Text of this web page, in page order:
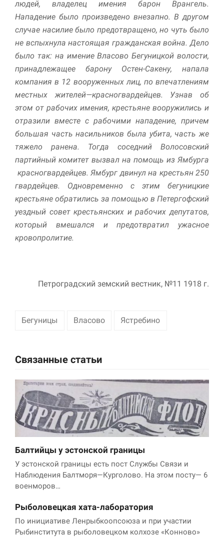
людей, владелец имения барон Врангель.
Нападение было произведено внезапно. В другом
случае насилие было предотвращено, но чуть было
не вспыхнула настоящая гражданская война. Дело
было так: на имение Власово Бегуницкой волости,
принадлежащее барону Остен-Сакену, напала
компания в 12 вооружен­ных лиц, по впечатлениям
местных жителей—красно­гвардейцев. Узнав об
этом от рабочих имения, крестьяне вооружились и
отразили вместе с рабо­чими нападение, причем
большая часть насиль­ников была убита, часть же
тяжело ранена. Тогда соседний Волосовский
партийный комитет вызвал на помощь из Ямбурга
красногвардейцев. Ямбург двинул на крестьян 250
гвардейцев. Одновременно с этим бегуницкие
крестьяне обратились за по­мощью в Петергофский
уездный совет крестьянских и рабочих депутатов,
который вмешался и предотвратил ужас­ное
кровопролитие.
Петроградский земский вестник, №11 1918 г.
Бегуницы Власово Ястребино
Связанные статьи
Балтийцы у эстонской границы
У эстонской границы есть пост Службы Связи и
Наблюдения Балтморя—Курголово. На этом посту— 6
военморов…
Рыболовецкая хата-лаборатория
По инициативе Ленрыбкоопсоюза и при участии
Рыбинститута в рыболовецком колхозе «Конново»
Статистика и
аналитика
Для того чтобы
улучшить
функциональность
и структуру веб-
сайта, исходя из
того, как он
используется.
Пользовательский
опыт
Для обеспечения
максимально
эффективной работы
нашего сайта во
время вашего
посещения, отказ от
использования этих
файлов cookie
приведет к
исчезновению
некоторых функций
Делясь своими
посещения нашего
предложения.